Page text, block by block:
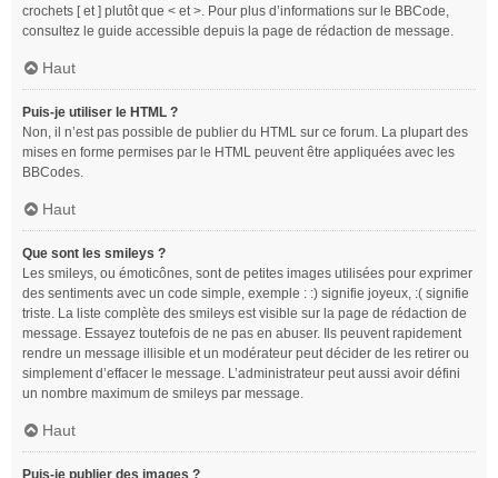
crochets [ et ] plutôt que < et >. Pour plus d’informations sur le BBCode,
consultez le guide accessible depuis la page de rédaction de message.
Haut
Puis-je utiliser le HTML ?
Non, il n’est pas possible de publier du HTML sur ce forum. La plupart des
mises en forme permises par le HTML peuvent être appliquées avec les
BBCodes.
Haut
Que sont les smileys ?
Les smileys, ou émoticônes, sont de petites images utilisées pour exprimer
des sentiments avec un code simple, exemple : :) signifie joyeux, :( signifie
triste. La liste complète des smileys est visible sur la page de rédaction de
message. Essayez toutefois de ne pas en abuser. Ils peuvent rapidement
rendre un message illisible et un modérateur peut décider de les retirer ou
simplement d’effacer le message. L’administrateur peut aussi avoir défini
un nombre maximum de smileys par message.
Haut
Puis-je publier des images ?